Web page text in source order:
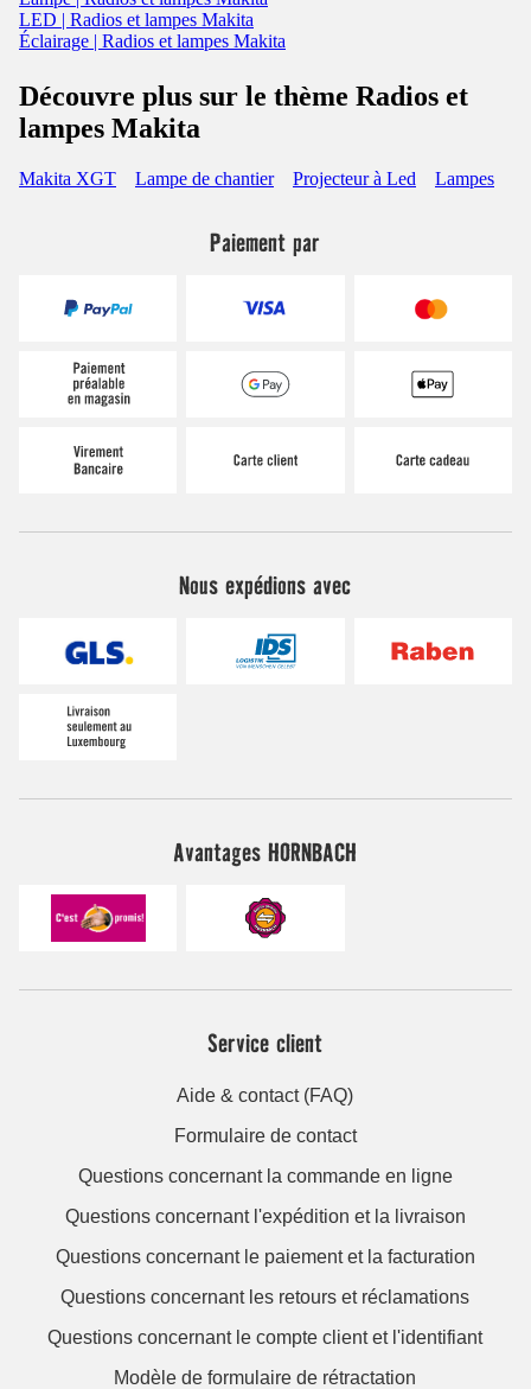
LED | Radios et lampes Makita
Éclairage | Radios et lampes Makita
Découvre plus sur le thème Radios et
lampes Makita
Makita XGT Lampe de chantier Projecteur à Led Lampes
Paiement par
Nous expédions avec
Avantages HORNBACH
Service client
Aide & contact (FAQ)
Formulaire de contact
Questions concernant la commande en ligne
Questions concernant l'expédition et la livraison
Questions concernant le paiement et la facturation
Questions concernant les retours et réclamations
Questions concernant le compte client et l'identifiant
Modèle de formulaire de rétractation